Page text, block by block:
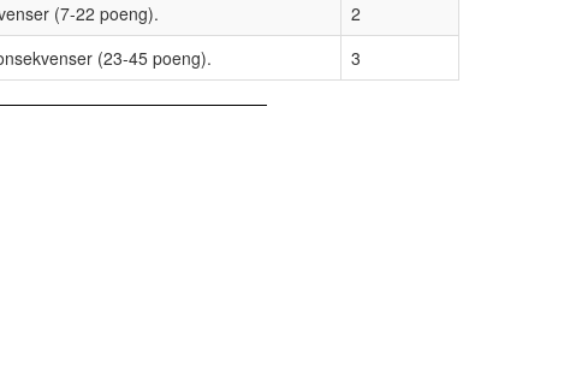
(7-22 poeng).
2
(23-45 poeng). 3